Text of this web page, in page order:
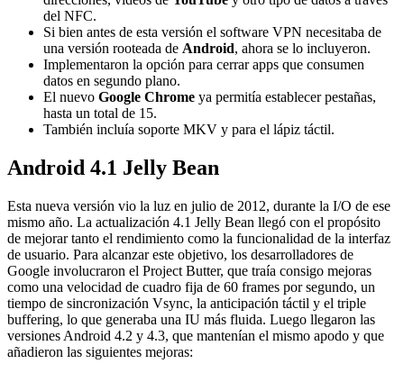
del NFC.
Si bien antes de esta versión el software VPN necesitaba de
una versión rooteada de Android, ahora se lo incluyeron.
Implementaron la opción para cerrar apps que consumen
datos en segundo plano.
El nuevo Google Chrome ya permitía establecer pestañas,
hasta un total de 15.
También incluía soporte MKV y para el lápiz táctil.
Android 4.1 Jelly Bean
Esta nueva versión vio la luz en julio de 2012, durante la I/O de ese
mismo año. La actualización 4.1 Jelly Bean llegó con el propósito
de mejorar tanto el rendimiento como la funcionalidad de la interfaz
de usuario. Para alcanzar este objetivo, los desarrolladores de
Google involucraron el Project Butter, que traía consigo mejoras
como una velocidad de cuadro fija de 60 frames por segundo, un
tiempo de sincronización Vsync, la anticipación táctil y el triple
buffering, lo que generaba una IU más fluida. Luego llegaron las
versiones Android 4.2 y 4.3, que mantenían el mismo apodo y que
añadieron las siguientes mejoras: